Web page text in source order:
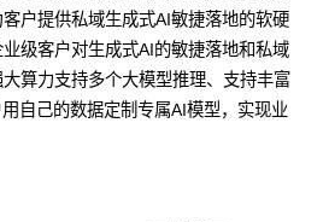
户提供私域生成式AI敏捷落地的软硬
级客户对生成式AI的敏捷落地和私域
算力支持多个大模型推理、支持丰富
自己的数据定制专属AI模型，实现业